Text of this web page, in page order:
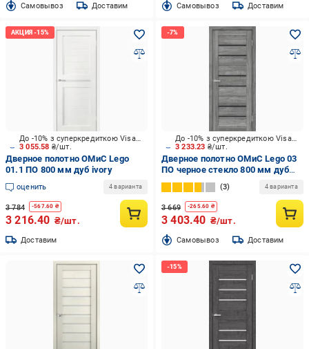
Cамовывоз Доставим Cамовывоз Доставим
3 055.58 ₴/шт.
До -10% з суперкредиткою Visa Вигода
Дверное полотно ОМиС Lego
01.1 ПО 800 мм дуб ivory
оценить 4 варианта
3 784 -567.60 ₴
3 216.40 ₴/шт.
Доставим
3 233.23 ₴/шт.
До -10% з суперкредиткою Visa Вигода
Дверное полотно ОМиС Lego 03
ПО черное стекло 800 мм дуб
юджин
3 4 варианта
3 669 -265.60 ₴
3 403.40 ₴/шт.
Cамовывоз Доставим